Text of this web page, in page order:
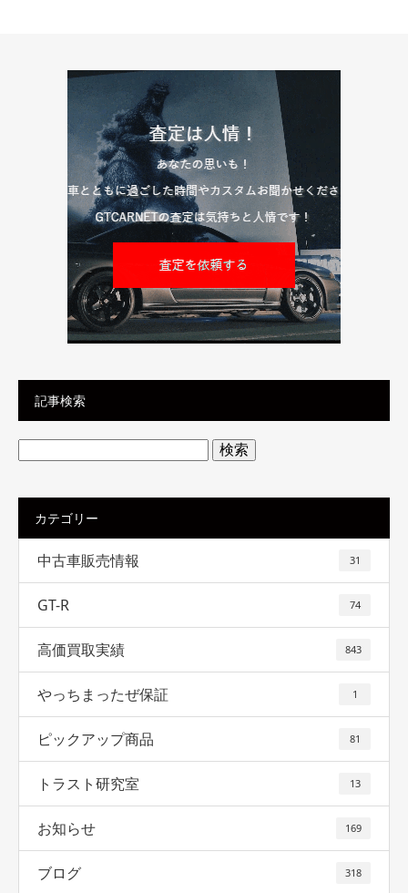
記事検索
検
索:
カテゴリー
中古車販売情報 31
GT-R 74
高価買取実績 843
やっちまったぜ保証 1
ピックアップ商品 81
トラスト研究室 13
お知らせ 169
ブログ 318